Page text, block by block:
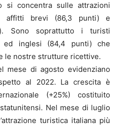
si concentra sulle attrazioni
affitti brevi (86,3 punti) e
Sono soprattutto i turisti
ed inglesi (84,4 punti) che
le nostre strutture ricettive.
mese di agosto evidenziano
al 2022. La crescita è
(+25%) costituito
Nel mese di luglio
turistica italiana più